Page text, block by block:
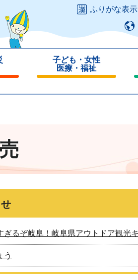
ふりがな表示
子ども・女性
医療・福祉
じ
ぎるぞ岐阜！岐阜県アウトドア観光
う